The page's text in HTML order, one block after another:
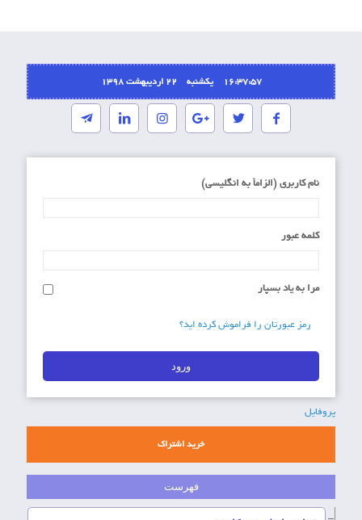
16:37:57 یکشنبه ۲۲ اردیبهشت ۱۳۹۸
نام کاربری (الزاماَ به انگلیسی)
کلمه عبور
مرا به یاد بسپار
رمز عبورتان را فراموش کرده اید؟
پروفایل
خرید اشتراک